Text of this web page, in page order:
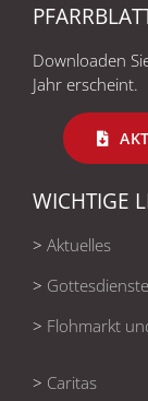
Downloaden
Jahr erscheint.
WICHTIGE
> Aktuelles
> Gottesdienste
> Flohmarkt
> Caritas